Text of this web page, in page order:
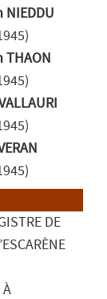
NIEDDU
THAON
DE
À